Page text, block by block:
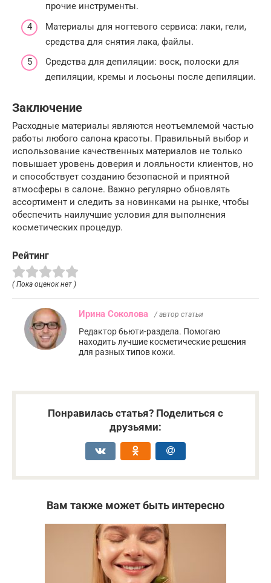
прочие инструменты.
Материалы для ногтевого сервиса: лаки, гели,
средства для снятия лака, файлы.
Средства для депиляции: воск, полоски для
депиляции, кремы и лосьоны после депиляции.
Заключение
Расходные материалы являются неотъемлемой частью
работы любого салона красоты. Правильный выбор и
использование качественных материалов не только
повышает уровень доверия и лояльности клиентов, но
и способствует созданию безопасной и приятной
атмосферы в салоне. Важно регулярно обновлять
ассортимент и следить за новинками на рынке, чтобы
обеспечить наилучшие условия для выполнения
косметических процедур.
Рейтинг
( Пока оценок нет )
Ирина Соколова / автор статьи
Редактор бьюти-раздела. Помогаю
находить лучшие косметические решения
для разных типов кожи.
Понравилась статья? Поделиться с
друзьями:
Вам также может быть интересно